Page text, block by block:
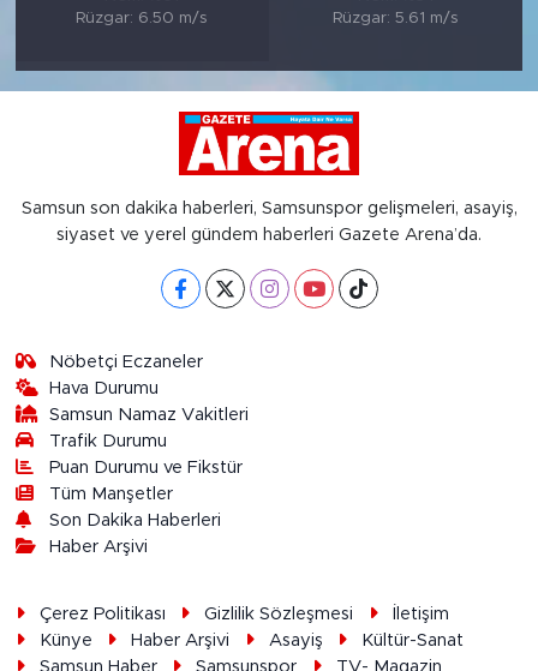
Rüzgar: 6.50 m/s
Rüzgar: 5.61 m/s
Samsun son dakika haberleri, Samsunspor gelişmeleri, asayiş,
siyaset ve yerel gündem haberleri Gazete Arena’da.
Nöbetçi Eczaneler
Hava Durumu
Samsun Namaz Vakitleri
Trafik Durumu
Puan Durumu ve Fikstür
Tüm Manşetler
Son Dakika Haberleri
Haber Arşivi
Çerez Politikası Gizlilik Sözleşmesi
İletişim
Künye
Haber Arşivi Asayiş
Kültür-Sanat
Samsun Haber
Samsunspor TV- Magazin